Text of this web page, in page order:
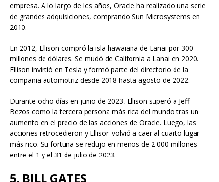
empresa. A lo largo de los años, Oracle ha realizado una serie
de grandes adquisiciones, comprando Sun Microsystems en
2010.
En 2012, Ellison compró la isla hawaiana de Lanai por 300
millones de dólares. Se mudó de California a Lanai en 2020.
Ellison invirtió en Tesla y formó parte del directorio de la
compañía automotriz desde 2018 hasta agosto de 2022.
Durante ocho días en junio de 2023, Ellison superó a Jeff
Bezos como la tercera persona más rica del mundo tras un
aumento en el precio de las acciones de Oracle. Luego, las
acciones retrocedieron y Ellison volvió a caer al cuarto lugar
más rico. Su fortuna se redujo en menos de 2 000 millones
entre el 1 y el 31 de julio de 2023.
5. BILL GATES